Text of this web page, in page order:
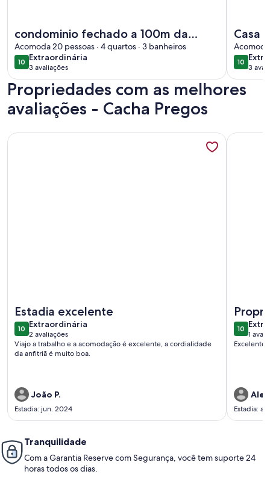
condominio fechado a 100m da
praia, em cacha prego
Acomoda 20 pessoas · 4 quartos · 3 banheiros
1010 de 10
Extraordinária
extraordinária
3 avaliações
(3
avaliações)
Casa
1010 de 10
3
Propriedades com as melhores
avaliações - Cacha Pregos
Estadia excelente
1010 de 10
Extraordinária
extraordinária
2 avaliações
(2
avaliações)
Viajo a trabalho e a acomodação é excelente, a cordialidade
da anfitriã é muito boa.
João P.
Estadia: jun. 2024
Mais informações sobre Vilage condomínio Araua
1010 de 10
1
(1
Excelente.
Alex
Estadia:
Mais
Tranquilidade
Com a Garantia Reserve com Segurança, você tem suporte 24
horas todos os dias.